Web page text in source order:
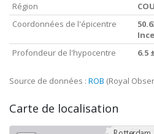
Région
Coordonnées de l'épicentre
Profondeur de l'hypocentre
6.5
Source de données : ROB (Royal
Carte de localisation